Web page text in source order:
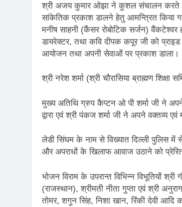
श्री अजय कुमार ओझा ने कुशल संचालन करते हुए
सांकेतिक प्रकाश डालने हेतु आमन्त्रित किया
मनीष साहनी (कैंसर रोबोटिक सर्जन) वैंकटेश्वर
डायरेक्टर, तथा कवि दीपक कपूर जी को
आयोजन तथा अपनी सेवाओं पर प्रकाश डाला।
श्री नरेश शर्मा (श्री चौरासिया ब्राह्मण
मुख्य अतिथि ग्रुप कैप्टन ओ पी शर्मा जी ने
द्वारा एवं श्री पंकज शर्मा जी ने अपने वक्तव्य
लेडी सिंघम के नाम से विख्यात दिल्ली पुलिस
और अपराधों के खिलाफ आवाज उठाने को
भोजन विराम के उपरान्त विभिन्न विभूतियों श्री
(राजस्थान), श्रीमती नीता गुप्ता एवं श्री
तोमर, शगुन सिंह, निशा खान, रिंकी देवी आदि